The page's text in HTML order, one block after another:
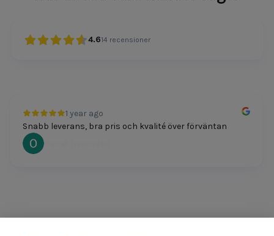
4.614 recensioner
1 year ago
Snabb leverans, bra pris och kvalité över förväntan
Oscar Svensson